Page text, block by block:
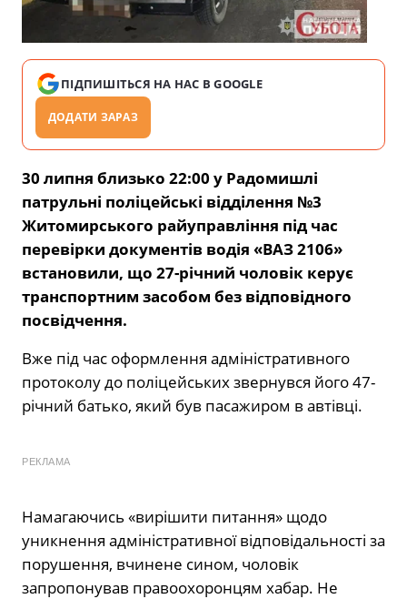
ПІДПИШІТЬСЯ НА НАС В GOOGLE
ДОДАТИ ЗАРАЗ
30 липня близько 22:00 у Радомишлі
патрульні поліцейські відділення №3
Житомирського райуправління під час
перевірки документів водія «ВАЗ 2106»
встановили, що 27-річний чоловік керує
транспортним засобом без відповідного
посвідчення.
Вже під час оформлення адміністративного
протоколу до поліцейських звернувся його 47-
річний батько, який був пасажиром в автівці.
РЕКЛАМА
Намагаючись «вирішити питання» щодо
уникнення адміністративної відповідальності за
порушення, вчинене сином, чоловік
запропонував правоохоронцям хабар. Не